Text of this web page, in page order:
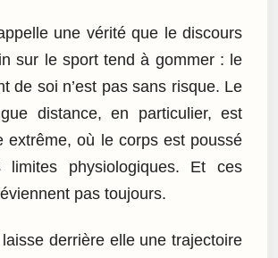
une vérité que le discours
sur le sport tend à gommer : le
de soi n’est pas sans risque. Le
distance, en particulier, est
extrême, où le corps est poussé
limites physiologiques. Et ces
pas toujours.
derrière elle une trajectoire